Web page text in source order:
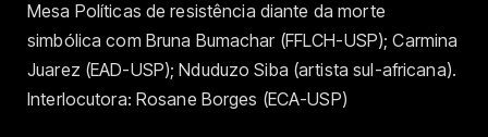
Mesa Políticas de resistência diante da morte
simbólica com Bruna Bumachar (FFLCH-USP); Carmina
Juarez (EAD-USP); Nduduzo Siba (artista sul-africana).
Interlocutora: Rosane Borges (ECA-USP)